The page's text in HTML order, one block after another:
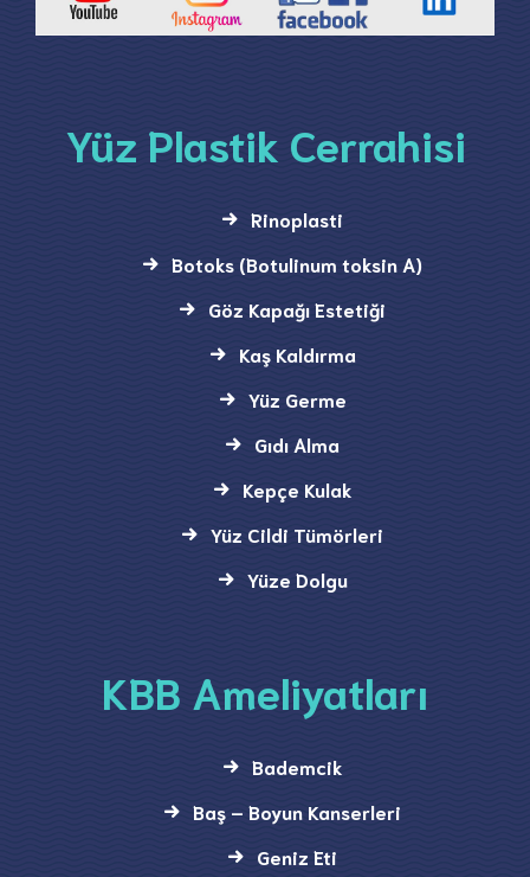
Yüz Plastik Cerrahisi
Rinoplasti
Botoks (Botulinum toksin A)
Göz Kapağı Estetiği
Kaş Kaldırma
Yüz Germe
Gıdı Alma
Kepçe Kulak
Yüz Cildi Tümörleri
Yüze Dolgu
KBB Ameliyatları
Bademcik
Baş – Boyun Kanserleri
Geniz Eti